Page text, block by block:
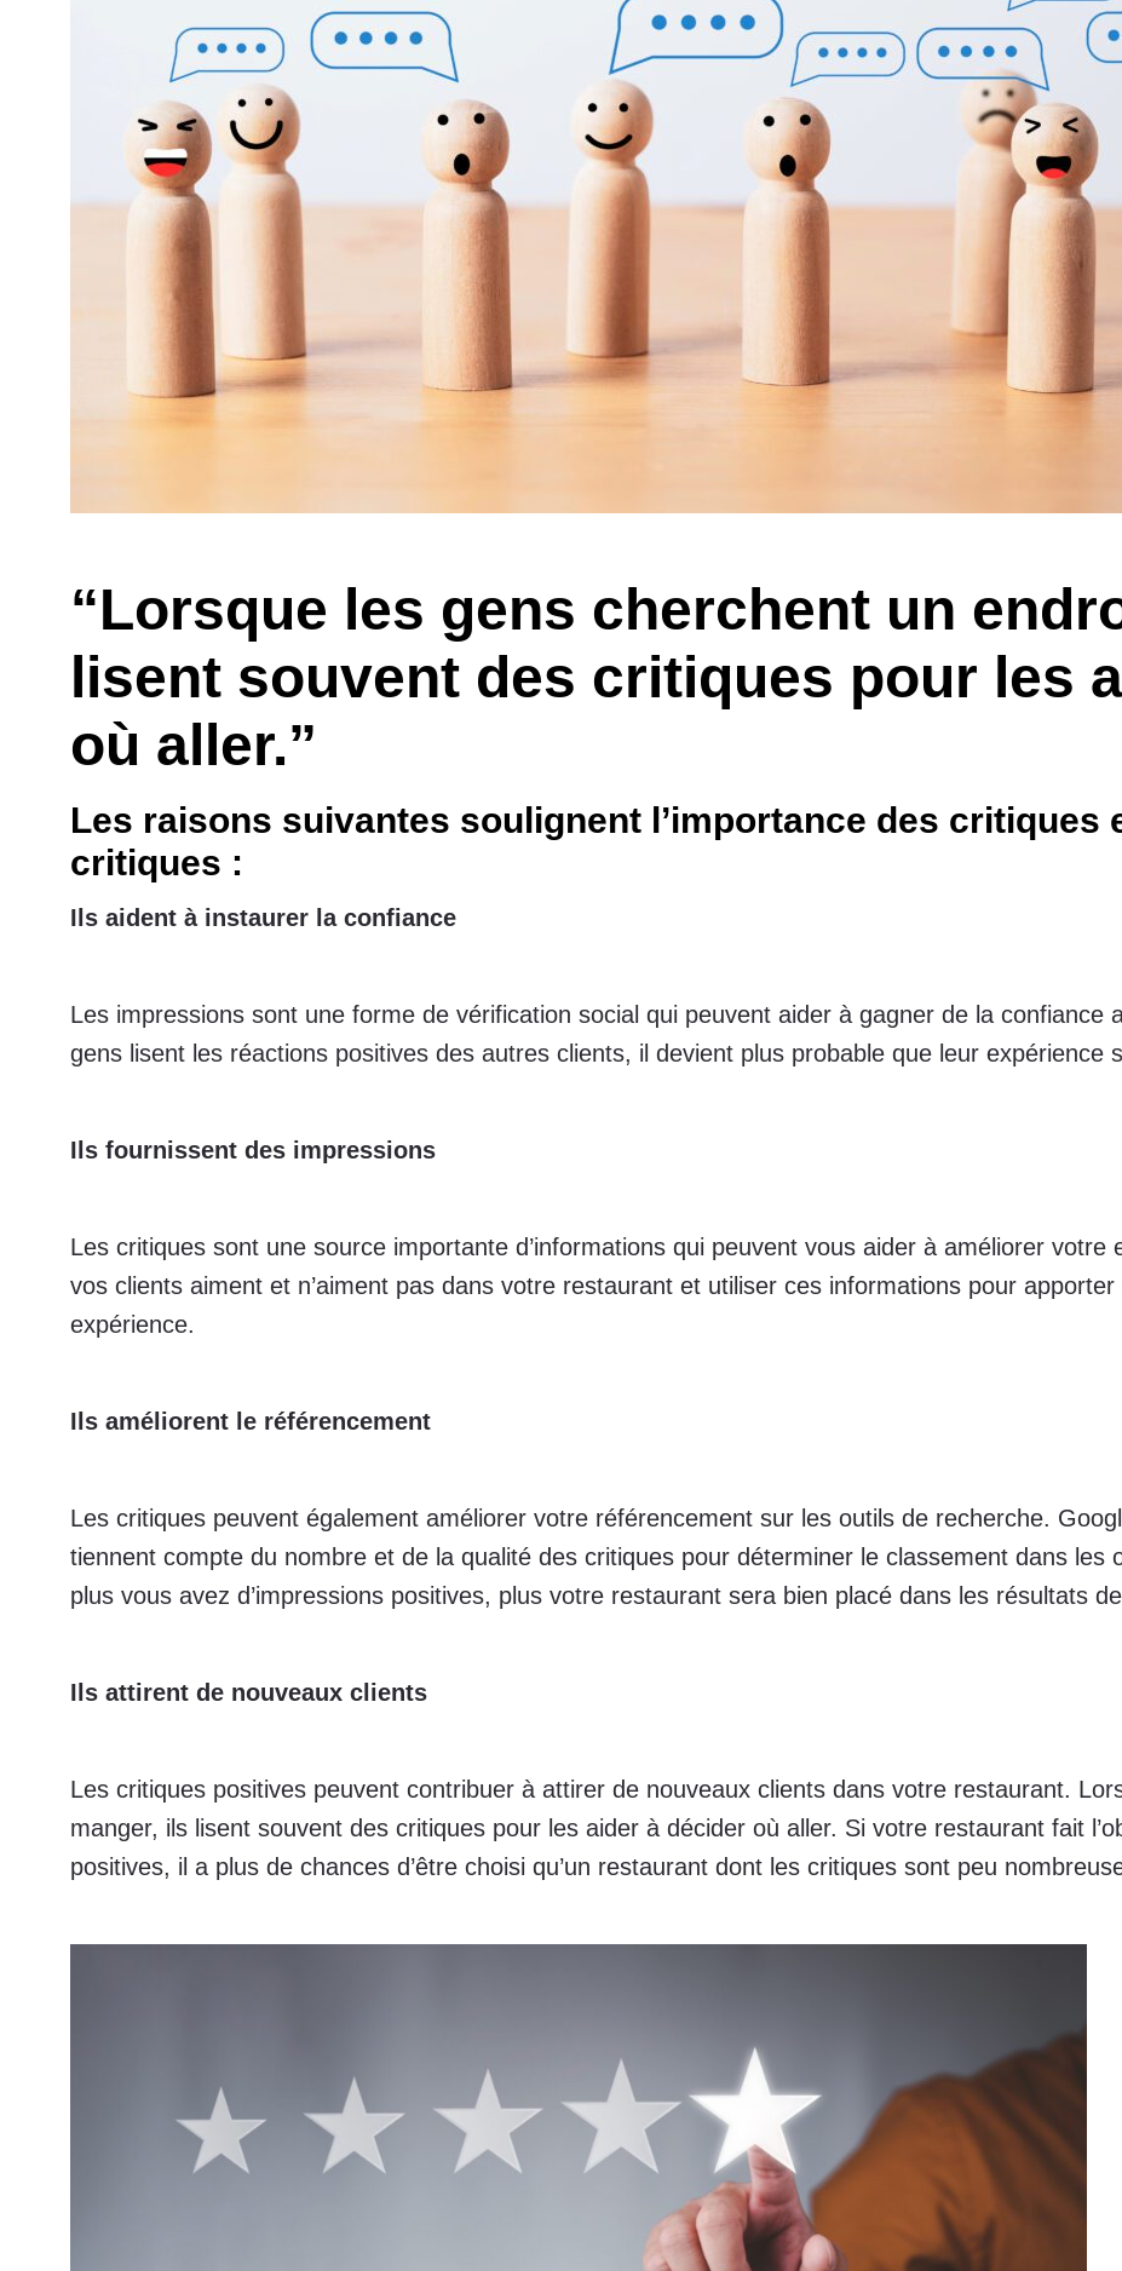
“Lorsque les gens cherchent un
lisent souvent des critiques pour les
où aller.”
Les raisons suivantes soulignent l’importance des critiques
critiques :
Ils aident à instaurer la confiance
Les impressions sont une forme de vérification social qui peuvent aider à gagner de la confiance
gens lisent les réactions positives des autres clients, il devient plus probable que leur expérience
Ils fournissent des impressions
Les critiques sont une source importante d’informations qui peuvent vous aider à améliorer
vos clients aiment et n’aiment pas dans votre restaurant et utiliser ces informations pour
expérience.
Ils améliorent le référencement
Les critiques peuvent également améliorer votre référencement sur les outils de recherche.
tiennent compte du nombre et de la qualité des critiques pour déterminer le classement dans les
plus vous avez d’impressions positives, plus votre restaurant sera bien placé dans les résultats
Ils attirent de nouveaux clients
Les critiques positives peuvent contribuer à attirer de nouveaux clients dans votre restaurant.
manger, ils lisent souvent des critiques pour les aider à décider où aller. Si votre restaurant fait
positives, il a plus de chances d’être choisi qu’un restaurant dont les critiques sont peu